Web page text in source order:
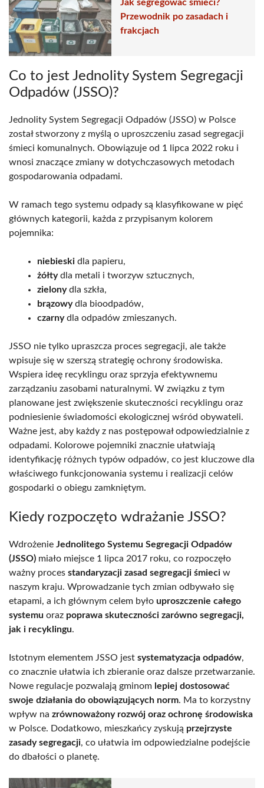
Jak segregować śmieci?
Przewodnik po zasadach i
frakcjach
Co to jest Jednolity System Segregacji
Odpadów (JSSO)?
Jednolity System Segregacji Odpadów (JSSO) w Polsce
został stworzony z myślą o uproszczeniu zasad segregacji
śmieci komunalnych. Obowiązuje od 1 lipca 2022 roku i
wnosi znaczące zmiany w dotychczasowych metodach
gospodarowania odpadami.
W ramach tego systemu odpady są klasyfikowane w pięć
głównych kategorii, każda z przypisanym kolorem
pojemnika:
niebieski dla papieru,
żółtydla metali i tworzyw sztucznych,
zielonydla szkła,
brązowydla bioodpadów,
czarnydla odpadów zmieszanych.
JSSO nie tylko upraszcza proces segregacji, ale także
wpisuje się w szerszą strategię ochrony środowiska.
Wspiera ideę recyklingu oraz sprzyja efektywnemu
zarządzaniu zasobami naturalnymi. W związku z tym
planowane jest zwiększenie skuteczności recyklingu oraz
podniesienie świadomości ekologicznej wśród obywateli.
Ważne jest, aby każdy z nas postępował odpowiedzialnie z
odpadami. Kolorowe pojemniki znacznie ułatwiają
identyfikację różnych typów odpadów, co jest kluczowe dla
właściwego funkcjonowania systemu i realizacji celów
gospodarki o obiegu zamkniętym.
Kiedy rozpoczęto wdrażanie JSSO?
Wdrożenie Jednolitego Systemu Segregacji Odpadów
(JSSO) miało miejsce 1 lipca 2017 roku, co rozpoczęło
ważny proces standaryzacji zasad segregacji śmieci w
naszym kraju. Wprowadzanie tych zmian odbywało się
etapami, a ich głównym celem było uproszczenie całego
systemu oraz poprawa skuteczności zarówno segregacji,
jak i recyklingu.
Istotnym elementem JSSO jest systematyzacja odpadów,
co znacznie ułatwia ich zbieranie oraz dalsze przetwarzanie.
Nowe regulacje pozwalają gminom lepiej dostosować
swoje działania do obowiązujących norm. Ma to korzystny
wpływ na zrównoważony rozwój oraz ochronę środowiska
w Polsce. Dodatkowo, mieszkańcy zyskują przejrzyste
zasady segregacji, co ułatwia im odpowiedzialne podejście
do dbałości o planetę.